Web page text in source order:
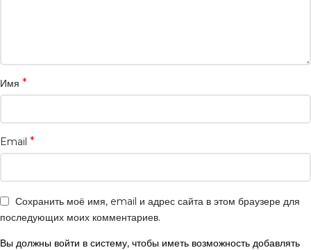
Имя *
Email *
Сохранить моё имя, email и адрес сайта в этом браузере для
последующих моих комментариев.
Вы должны войти в систему, чтобы иметь возможность добавлять